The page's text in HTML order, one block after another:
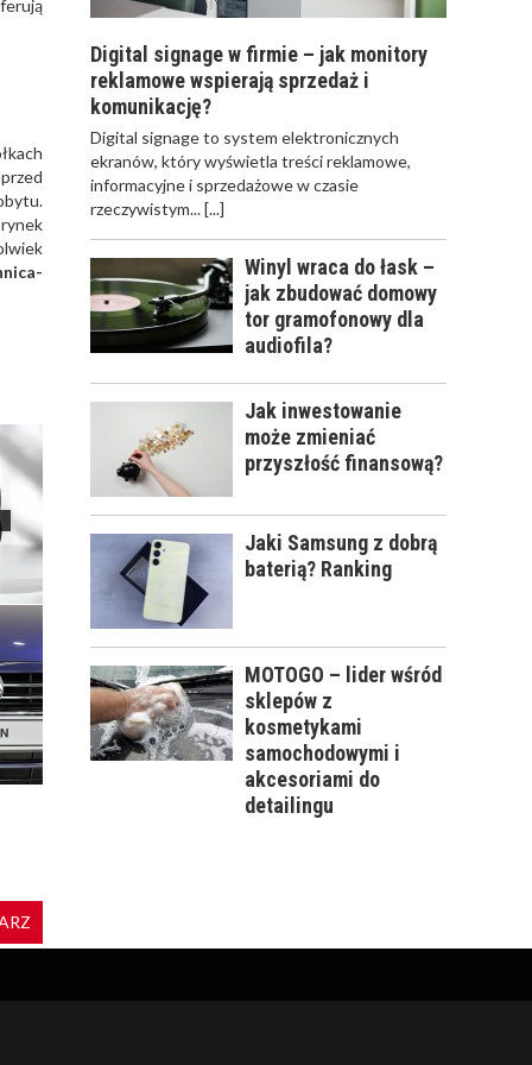
Digital signage w firmie – jak monitory
reklamowe wspierają sprzedaż i
komunikację?
​Digital signage to system elektronicznych
ekranów, który wyświetla treści reklamowe,
informacyjne i sprzedażowe w czasie
rzeczywistym...[...]
Winyl wraca do łask –
jak zbudować domowy
tor gramofonowy dla
audiofila?
Jak inwestowanie
może zmieniać
przyszłość finansową?
Jaki Samsung z dobrą
baterią? Ranking
MOTOGO – lider wśród
sklepów z
kosmetykami
samochodowymi i
akcesoriami do
detailingu